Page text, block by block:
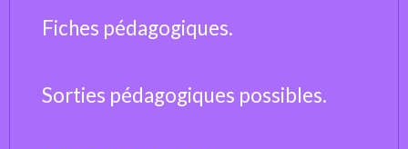
Fiches pédagogiques.
Sorties pédagogiques possibles.